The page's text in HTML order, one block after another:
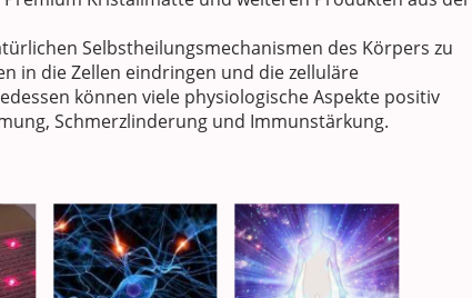
Selbstheilungsmechanismen des Körpers zu
in die Zellen eindringen und die zelluläre
können viele physiologische Aspekte positiv
Schmerzlinderung und Immunstärkung.